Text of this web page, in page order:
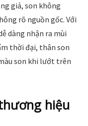
giả, son không
rõ nguồn gốc. Với
dàng nhận ra mùi
thời đại, thân son
son khi lướt trên
hiệu